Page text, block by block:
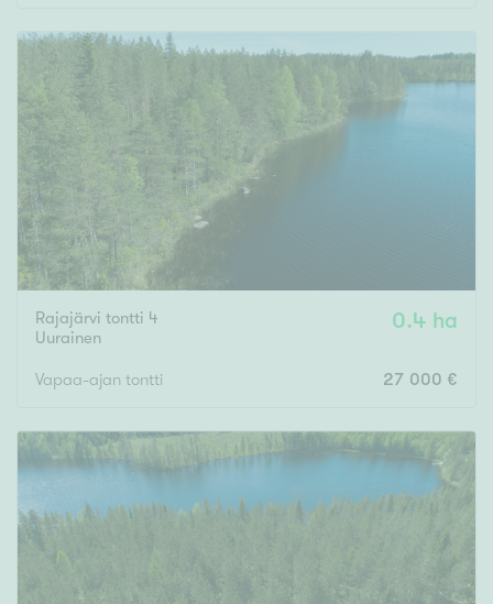
Kunto
Hyvä
Tyydyttävä
Välttävä
Ominaisuudet
Hissi
Järvi- tai merinäköala
Maalämpö
Parveke
Senioriasunto
Rajajärvi tontti 4
Uurainen
0.4 ha
Vapaa-ajan tontti 27 000 €